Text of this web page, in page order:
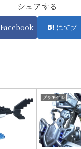
シェアする
Facebook はてブ
プラモデル